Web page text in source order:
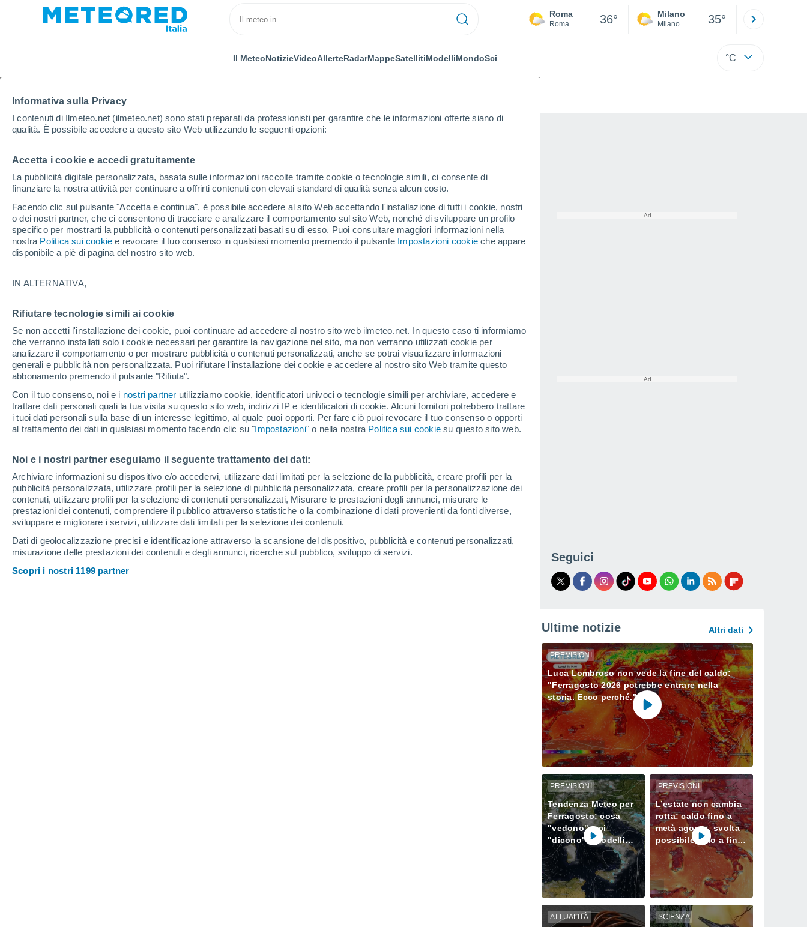
Informativa sulla Privacy
I contenuti di Ilmeteo.net (ilmeteo.net) sono stati preparati da professionisti per garantire che le informazioni offerte siano di
qualità. È possibile accedere a questo sito Web utilizzando le seguenti opzioni:
Accetta i cookie e accedi gratuitamente
La pubblicità digitale personalizzata, basata sulle informazioni raccolte tramite cookie o tecnologie simili, ci consente di
finanziare la nostra attività per continuare a offrirti contenuti con elevati standard di qualità senza alcun costo.
Facendo clic sul pulsante "Accetta e continua", è possibile accedere al sito Web accettando l'installazione di tutti i cookie, nostri
o dei nostri partner, che ci consentono di tracciare e analizzare il comportamento sul sito Web, nonché di sviluppare un profilo
specifico per mostrarti la pubblicità o contenuti personalizzati basati su di esso. Puoi consultare maggiori informazioni nella
nostra Politica sui cookie e revocare il tuo consenso in qualsiasi momento premendo il pulsante Impostazioni cookie che appare
disponibile a piè di pagina del nostro sito web.
IN ALTERNATIVA,
Rifiutare tecnologie simili ai cookie
Se non accetti l'installazione dei cookie, puoi continuare ad accedere al nostro sito web ilmeteo.net. In questo caso ti informiamo
che verranno installati solo i cookie necessari per garantire la navigazione nel sito, ma non verranno utilizzati cookie per
analizzare il comportamento o per mostrare pubblicità o contenuti personalizzati, anche se potrai visualizzare informazioni
generali e pubblicità non personalizzata. Puoi rifiutare l'installazione dei cookie e accedere al nostro sito Web tramite questo
abbonamento premendo il pulsante "Rifiuta".
Con il tuo consenso, noi e i nostri partner utilizziamo cookie, identificatori univoci o tecnologie simili per archiviare, accedere e
trattare dati personali quali la tua visita su questo sito web, indirizzi IP e identificatori di cookie. Alcuni fornitori potrebbero trattare
i tuoi dati personali sulla base di un interesse legittimo, al quale puoi opporti. Per fare ciò puoi revocare il tuo consenso o opporti
al trattamento dei dati in qualsiasi momento facendo clic su "Impostazioni" o nella nostra Politica sui cookie su questo sito web.
Noi e i nostri partner eseguiamo il seguente trattamento dei dati:
Archiviare informazioni su dispositivo e/o accedervi, utilizzare dati limitati per la selezione della pubblicità, creare profili per la
pubblicità personalizzata, utilizzare profili per la selezione di pubblicità personalizzata, creare profili per la personalizzazione dei
contenuti, utilizzare profili per la selezione di contenuti personalizzati, Misurare le prestazioni degli annunci, misurare le
prestazioni dei contenuti, comprendere il pubblico attraverso statistiche o la combinazione di dati provenienti da fonti diverse,
sviluppare e migliorare i servizi, utilizzare dati limitati per la selezione dei contenuti.
Dati di geolocalizzazione precisi e identificazione attraverso la scansione del dispositivo, pubblicità e contenuti personalizzati,
misurazione delle prestazioni dei contenuti e degli annunci, ricerche sul pubblico, sviluppo di servizi.
Scopri i nostri 1199 partner
Roma
Roma 36° Milano
Milano 35°
Il MeteoNotizieVideoAllerteRadarMappeSatellitiModelliMondoSci °C
La gravità entra nel mondo quantistico con una
nuova ipotesi che potrebbe sovvertire la "teoria
del tutto"
Una nuova teoria propone che la gravità non sia una curvatura, bensì l'effetto di
un campo scalare che definisce la struttura dello spazio-tempo, fornendo così un
collegamento tra la meccanica quantistica e la relatività.
Seguici
Ultime notizie Altri dati
PREVISIONI
Luca Lombroso non vede la fine del caldo:
"Ferragosto 2026 potrebbe entrare nella
storia. Ecco perché."
PREVISIONI
Tendenza Meteo per
Ferragosto: cosa
"vedono" e ci
"dicono" i modelli
meteorologici
PREVISIONI
L’estate non cambia
rotta: caldo fino a
metà agosto, svolta
possibile solo a fine
mese
ATTUALITÀ SCIENZA